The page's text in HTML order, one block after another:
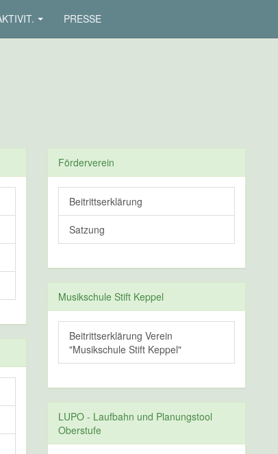
PRESSE
Förderverein
Beitrittserklärung
Satzung
Musikschule Stift Keppel
Beitrittserklärung Verein
"Musikschule Stift Keppel"
LUPO - Laufbahn und Planungstool
Oberstufe